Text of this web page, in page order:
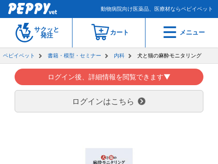
動物病院向け医薬品、医療材ならペピイベット
サクッと
発注
カート メニュー
ペピイベット 書籍・模型・セミナー 内科 犬と猫の麻酔モニタリング
ログイン後、詳細情報を閲覧できます▼
ログインはこちら